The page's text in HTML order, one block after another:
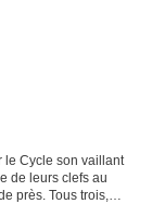
le Cycle son vaillant
de leurs clefs au
près. Tous trois,